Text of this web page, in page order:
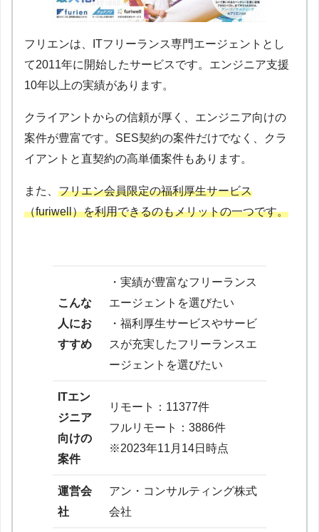
フリエンは、ITフリーランス専門エージェントとし
て2011年に開始したサービスです。エンジニア支援
10年以上の実績があります。
クライアントからの信頼が厚く、エンジニア向けの
案件が豊富です。SES契約の案件だけでなく、クラ
イアントと直契約の高単価案件もあります。
また、 フリエン会員限定の福利厚生サービス
（furiwell）を利用できるのもメリットの一つです。
こんな
人にお
すすめ
・実績が豊富なフリーランス
エージェントを選びたい
・福利厚生サービスやサービ
スが充実したフリーランスエ
ージェントを選びたい
ITエン
ジニア
向けの
案件
リモート：11377件
フルリモート：3886件
※2023年11月14日時点
運営会
社
アン・コンサルティング株式
会社